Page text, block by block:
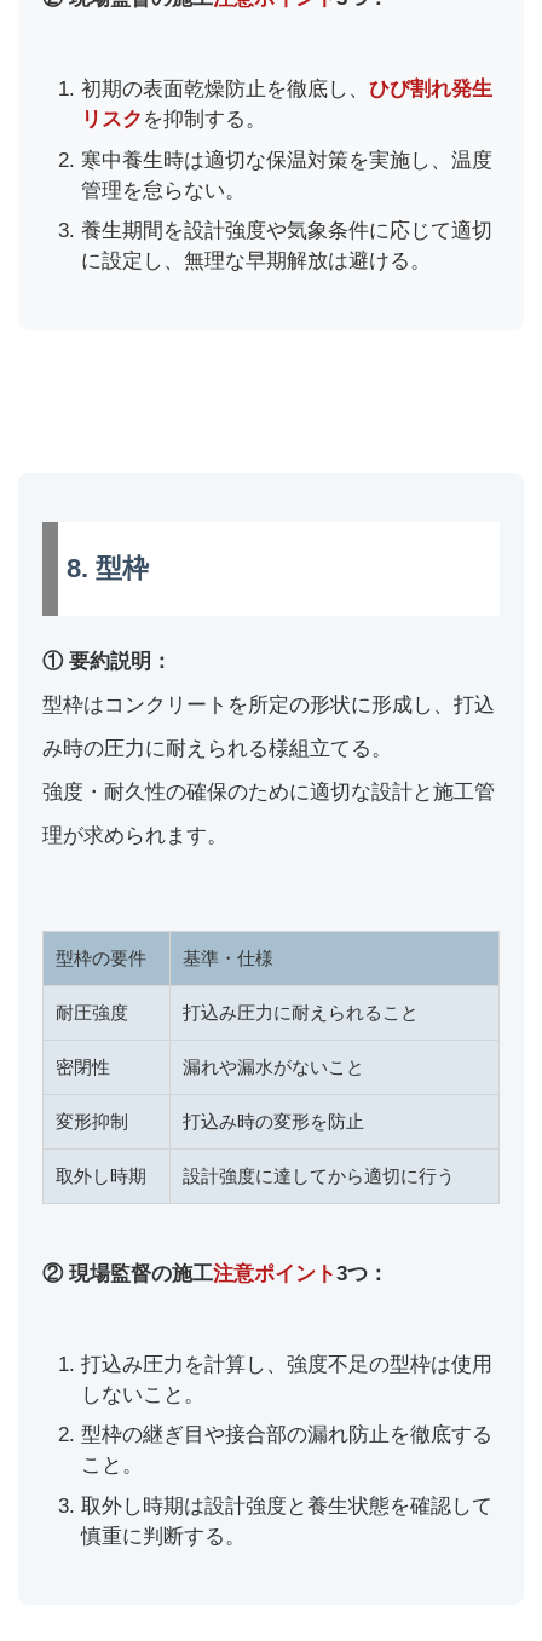
初期の表面乾燥防止を徹底し、 ひび割れ発生
リスク を抑制する。
寒中養生時は適切な保温対策を実施し、温度
管理を怠らない。
養生期間を設計強度や気象条件に応じて適切
に設定し、無理な早期解放は避ける。
8. 型枠
① 要約説明：
型枠はコンクリートを所定の形状に形成し、打込
み時の圧力に耐えられる様組立てる。
強度・耐久性の確保のために適切な設計と施工管
理が求められます。
型枠の要件 基準・仕様
耐圧強度 打込み圧力に耐えられること
密閉性 漏れや漏水がないこと
変形抑制 打込み時の変形を防止
取外し時期 設計強度に達してから適切に行う
② 現場監督の施工注意ポイント3つ：
打込み圧力を計算し、強度不足の型枠は使用
しないこと。
型枠の継ぎ目や接合部の漏れ防止を徹底する
こと。
取外し時期は設計強度と養生状態を確認して
慎重に判断する。